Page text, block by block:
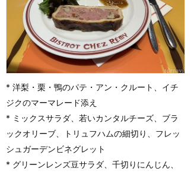
* 洋梨・栗・鴨のパテ・アン・クルート、イチ
ジクのマーマレード添え
* ミックスサラダ、若いカンタルチーズ、ブラ
ックオリーブ、トリュフハムの細切り、フレッ
シュガーデンビネグレット
* グリーンレンズ豆サラダ、千切りにんじん、